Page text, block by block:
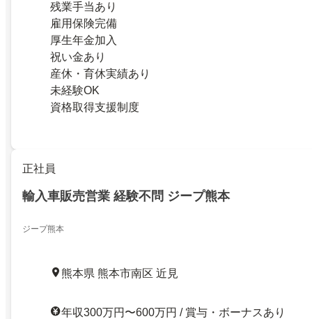
残業手当あり
雇用保険完備
厚生年金加入
祝い金あり
産休・育休実績あり
未経験OK
資格取得支援制度
正社員
輸入車販売営業 経験不問 ジープ熊本
ジープ熊本
熊本県 熊本市南区 近見
年収300万円〜600万円 / 賞与・ボーナスあり